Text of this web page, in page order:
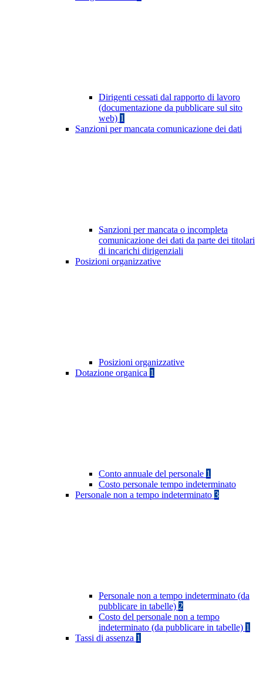
Dirigenti cessati dal rapporto di lavoro
(documentazione da pubblicare sul sito
web) 1
Sanzioni per mancata comunicazione dei dati
Sanzioni per mancata o incompleta
comunicazione dei dati da parte dei titolari
di incarichi dirigenziali
Posizioni organizzative
Posizioni organizzative
Dotazione organica 1
Conto annuale del personale 1
Costo personale tempo indeterminato
Personale non a tempo indeterminato 3
Personale non a tempo indeterminato (da
pubblicare in tabelle) 2
Costo del personale non a tempo
indeterminato (da pubblicare in tabelle) 1
Tassi di assenza 1